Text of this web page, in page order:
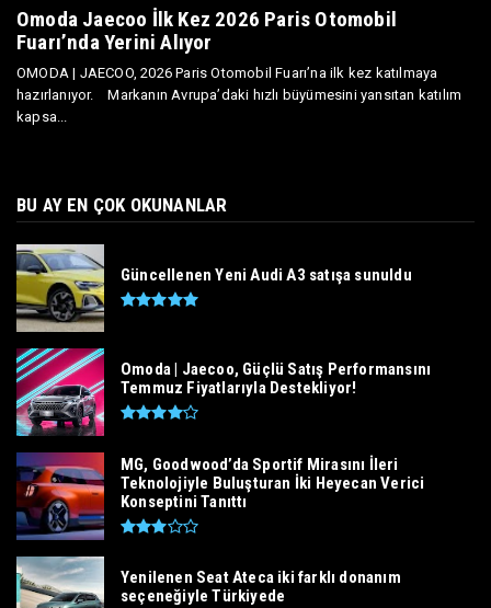
Omoda Jaecoo İlk Kez 2026 Paris Otomobil
Fuarı’nda Yerini Alıyor
OMODA | JAECOO, 2026 Paris Otomobil Fuarı’na ilk kez katılmaya
hazırlanıyor. Markanın Avrupa’daki hızlı büyümesini yansıtan katılım
kapsa...
BU AY EN ÇOK OKUNANLAR
Güncellenen Yeni Audi A3 satışa sunuldu
Omoda | Jaecoo, Güçlü Satış Performansını
Temmuz Fiyatlarıyla Destekliyor!
MG, Goodwood’da Sportif Mirasını İleri
Teknolojiyle Buluşturan İki Heyecan Verici
Konseptini Tanıttı
Yenilenen Seat Ateca iki farklı donanım
seçeneğiyle Türkiyede